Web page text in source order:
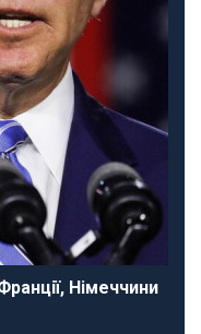
Німеччини